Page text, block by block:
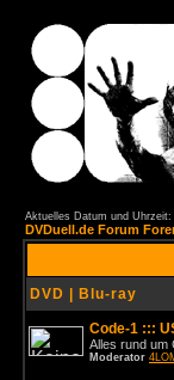
Aktuelles Datum und Uhrzeit:
DVDuell.de Forum
DVD | Blu-ray
Code-1 :::
Alles rund um
Moderator